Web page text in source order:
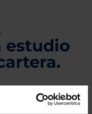
estudio
los ISINs de
le enviarán un